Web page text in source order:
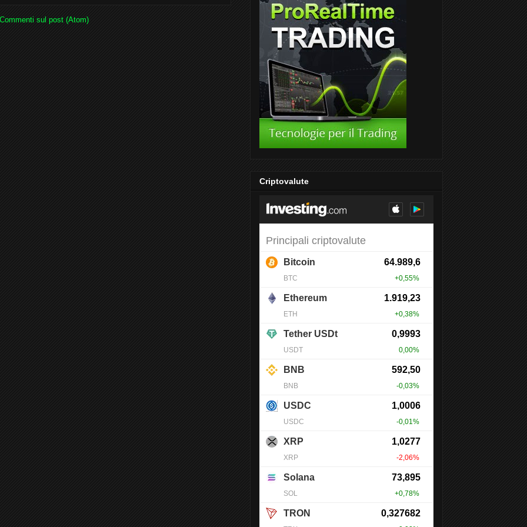
Commenti sul post (Atom)
Criptovalute